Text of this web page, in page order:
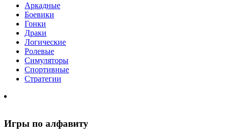
Аркадные
Боевики
Гонки
Драки
Логические
Ролевые
Симуляторы
Спортивные
Стратегии
Игры по алфавиту